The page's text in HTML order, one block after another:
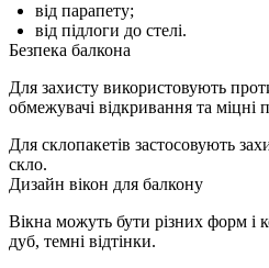
від парапету;
від підлоги до стелі.
Безпека балкона
Для захисту використовують
обмежувачі відкривання та міцні
Для склопакетів застосовують
скло.
Дизайн вікон для балкону
Вікна можуть бути різних форм і
дуб, темні відтінки.